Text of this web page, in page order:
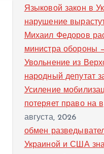
Языковой закон в
нарушение
Михаил Федоров
министра обороны
Увольнение из
народный депутат
Усиление
потеряет право на
августа, 2026
обмен
Украиной и США